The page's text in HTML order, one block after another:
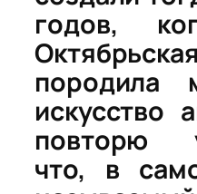
годов,
породила
искусство
повторю
что, в